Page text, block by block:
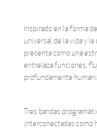
Inspirado en la forma
universal de la vida y
presenta como una
entrelaza funciones,
profundamente
Tres bandas
interconectadas como